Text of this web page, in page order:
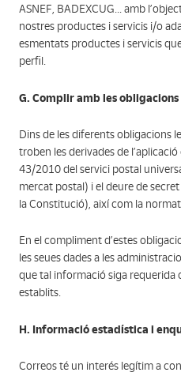
ASNEF, BADEXCUG... amb
nostres productes i servicis i/o
esmentats productes i servicis
perfil.
G. Complir amb les
Dins de les diferents obligacions
troben les derivades de
43/2010 del servici postal
mercat postal) i el deure de
la Constitució), així com la
En el compliment d’estes
les seues dades a les
que tal informació siga requerida
establits.
H. Informació estadística i
Correos té un interés legítim a